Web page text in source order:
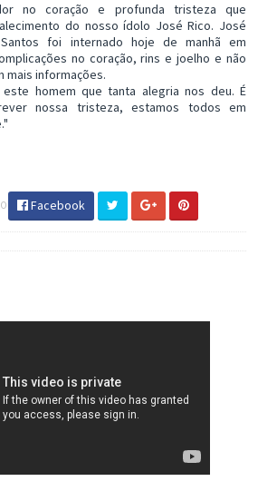
no coração e profunda tristeza que
do nosso ídolo José Rico. José
foi internado hoje de manhã em
no coração, rins e joelho e não
mais informações.
homem que tanta alegria nos deu. É
nossa tristeza, estamos todos em
Facebook